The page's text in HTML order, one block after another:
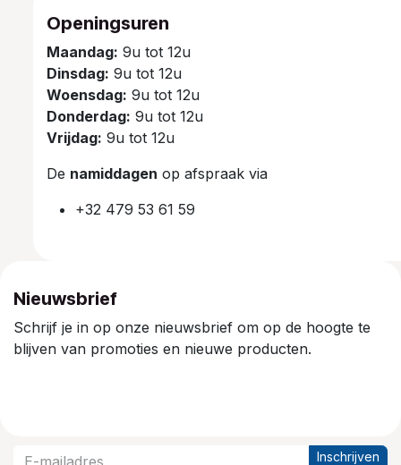
Openingsuren
Maandag: 9u tot 12u
Dinsdag: 9u tot 12u
Woensdag: 9u tot 12u
Donderdag: 9u tot 12u
Vrijdag: 9u tot 12u
De namiddagen op afspraak via
+32 479 53 61 59
Nieuwsbrief
Schrijf je in op onze nieuwsbrief om op de hoogte te
blijven van promoties en nieuwe producten.
Inschrijven